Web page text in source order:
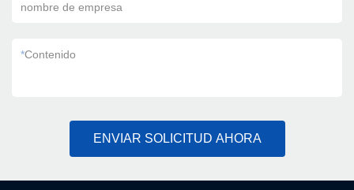
nombre de empresa
*Contenido
ENVIAR SOLICITUD AHORA